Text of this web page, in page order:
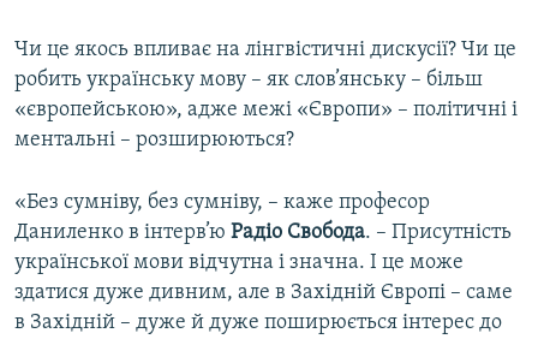
Чи це якось впливає на лінгвістичні дискусії? Чи це
робить українську мову – як слов’янську – більш
«європейською», адже межі «Європи» – політичні і
ментальні – розширюються?
«Без сумніву, без сумніву, – каже професор
Даниленко в інтерв’ю Радіо Свобода. – Присутність
української мови відчутна і значна. І це може
здатися дуже дивним, але в Західній Європі – саме
в Західній – дуже й дуже поширюється інтерес до